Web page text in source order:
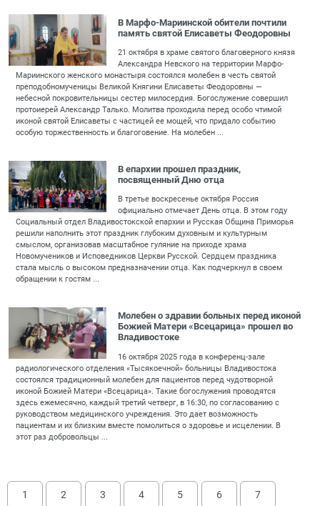
В Марфо-Мариинской обители почтили
память святой Елисаветы Феодоровны
21 октября в храме святого благоверного князя
Александра Невского на территории Марфо-
Мариинского женского монастыря состоялся молебен в честь святой
преподобномученицы Великой Княгини Елисаветы Феодоровны —
небесной покровительницы сестер милосердия. Богослужение совершил
протоиерей Александр Талько. Молитва проходила перед особо чтимой
иконой святой Елисаветы с частицей ее мощей, что придало событию
особую торжественность и благоговение. На молебен ...
В епархии прошел праздник,
посвященный Дню отца
В третье воскресенье октября Россия
официально отмечает День отца. В этом году
Социальный отдел Владивостокской епархии и Русская Община Приморья
решили наполнить этот праздник глубоким духовным и культурным
смыслом, организовав масштабное гуляние на приходе храма
Новомучеников и Исповедников Церкви Русской. Сердцем праздника
стала мысль о высоком предназначении отца. Как подчеркнул в своем
обращении к гостям ...
Молебен о здравии больных перед иконой
Божией Матери «Всецарица» прошел во
Владивостоке
16 октября 2025 года в конференц-зале
радиологического отделения «Тысякоечной» больницы Владивостока
состоялся традиционный молебен для пациентов перед чудотворной
иконой Божией Матери «Всецарица». Такие богослужения проводятся
здесь ежемесячно, каждый третий четверг, в 16:30, по согласованию с
руководством медицинского учреждения. Это дает возможность
пациентам и их близким вместе помолиться о здоровье и исцелении. В
этот раз добровольцы ...
1 2 3 4 5 6 7